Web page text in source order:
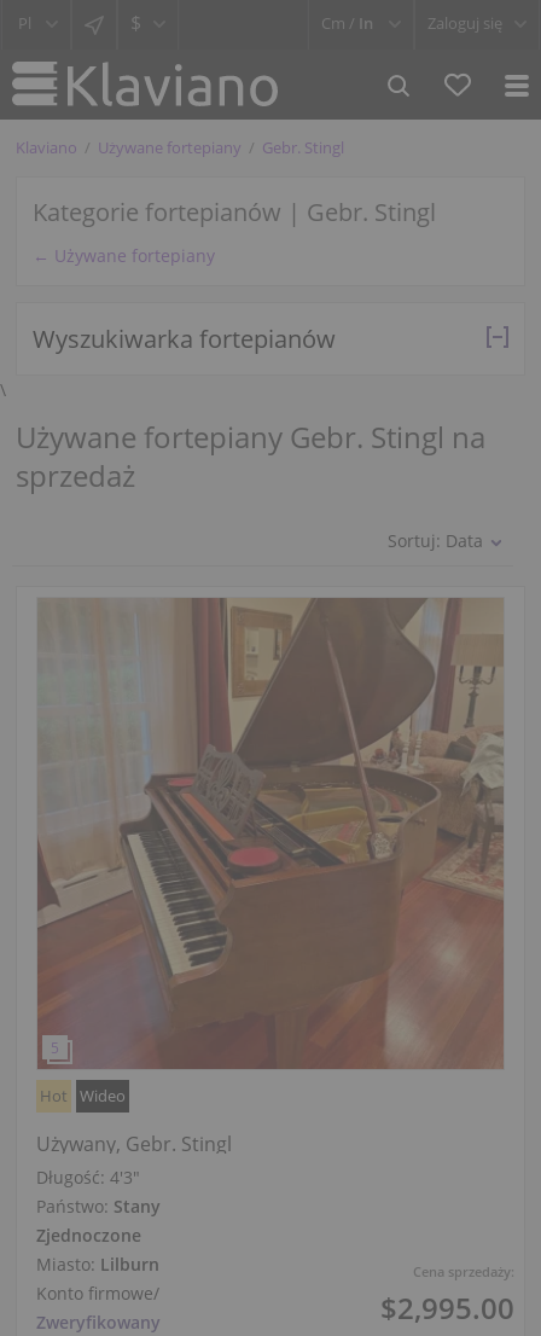
$ Cm / In Zaloguj się
Klaviano Używane fortepiany Gebr. Stingl
Kategorie fortepianów | Gebr. Stingl
← Używane fortepiany
Wyszukiwarka fortepianów
\
Używane fortepiany Gebr. Stingl na
sprzedaż
Sortuj: Data
Cena sprzedaży:
$2,995.00
Hot Wideo
Używany, Gebr. Stingl
Długość: 4′3″
Państwo: Stany
Zjednoczone
Miasto: Lilburn
Konto firmowe/
Zweryfikowany